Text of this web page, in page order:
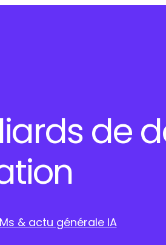
de
& actu générale IA